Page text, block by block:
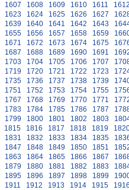
1607 1608 1609 1610 1611
1623 1624 1625 1626 1627
1639 1640 1641 1642 1643
1655 1656 1657 1658 1659
1671 1672 1673 1674 1675
1687 1688 1689 1690 1691
1703 1704 1705 1706 1707
1719 1720 1721 1722 1723
1735 1736 1737 1738 1739
1751 1752 1753 1754 1755
1767 1768 1769 1770 1771
1783 1784 1785 1786 1787
1799 1800 1801 1802 1803
1815 1816 1817 1818 1819
1831 1832 1833 1834 1835
1847 1848 1849 1850 1851
1863 1864 1865 1866 1867
1879 1880 1881 1882 1883
1895 1896 1897 1898 1899
1911 1912 1913 1914 1915